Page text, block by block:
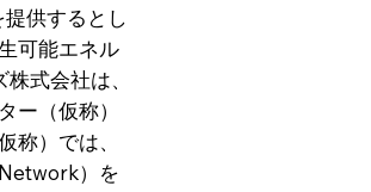
供するとし
可能エネル
式会社は、
（仮称）
）では、
）を